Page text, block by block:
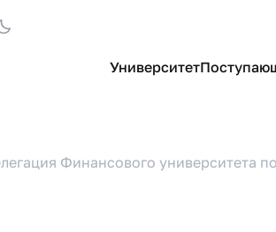
Университет
Финансового университета